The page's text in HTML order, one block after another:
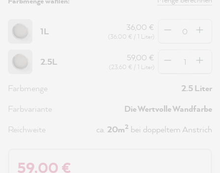
1L 36,00 €
(36,00 € / 1 Liter)
2.5L 59,00 €
(23,60 € / 1 Liter)
Farbmenge
2.5 Liter
Farbvariante
Die Wertvolle Wandfarbe
Reichweite
ca. 20m2 bei doppeltem Anstrich
59,00 €